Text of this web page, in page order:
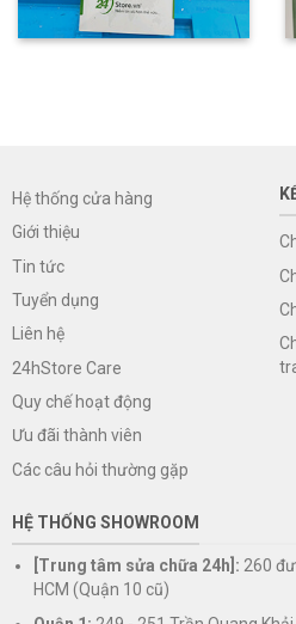
Hệ thống cửa hàng
Giới thiệu
Tin tức
Tuyển dụng
Liên hệ
24hStore Care
Quy chế hoạt động
Ưu đãi thành viên
Các câu hỏi thường gặp
HỆ THỐNG SHOWROOM
[Trung tâm sửa chữa 24h]: 260
HCM (Quận 10 cũ)